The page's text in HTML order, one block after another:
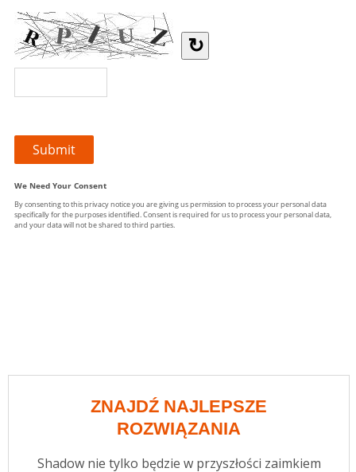
ZNAJDŹ NAJLEPSZE
ROZWIĄZANIA
Shadow nie tylko będzie w przyszłości zaimkiem